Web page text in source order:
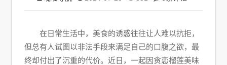
在日常生活中，美食的诱惑往往让人难以抗拒，
但总有人试图以非法手段来满足自己的口腹之欲，最
终却付出了沉重的代价。近日，一起因贪恋榴莲美味